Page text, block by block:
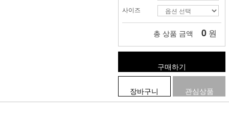
사이즈
총 상품 금액 0 원
구매하기
장바구니 관심상품